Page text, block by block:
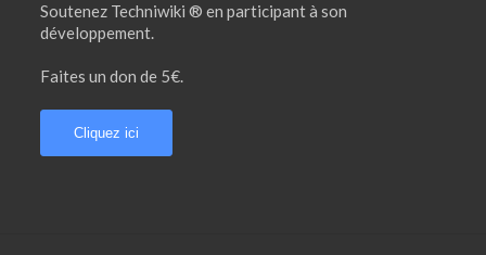
Soutenez Techniwiki ® en participant à son
développement.
Faites un don de 5€.
Cliquez ici